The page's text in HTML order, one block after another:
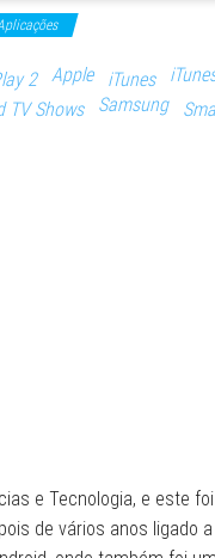
2 Apple iTunes
TV Shows
Samsung
e Tecnologia, e este
de vários anos ligado